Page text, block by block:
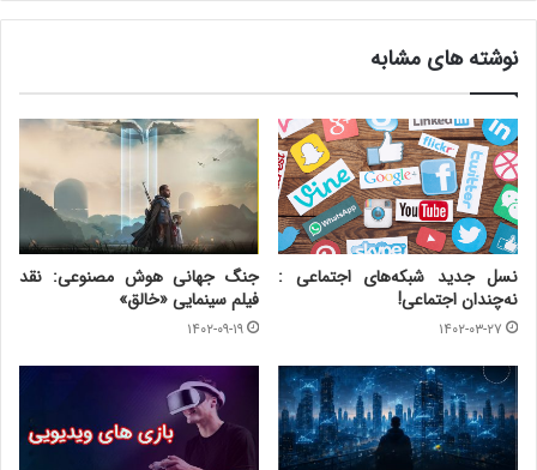
نوشته های مشابه
نسل جدید شبکه‌های اجتماعی :
نه‌چندان اجتماعی!
۱۴۰۲-۰۳-۲۷
جنگ جهانی هوش مصنوعی: نقد
فیلم سینمایی «خالق»
۱۴۰۲-۰۹-۱۹